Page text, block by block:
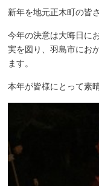
新年を地元正木町の皆
今年の決意は大晦日に
実を図り、羽島市にお
ます。
本年が皆様にとって素